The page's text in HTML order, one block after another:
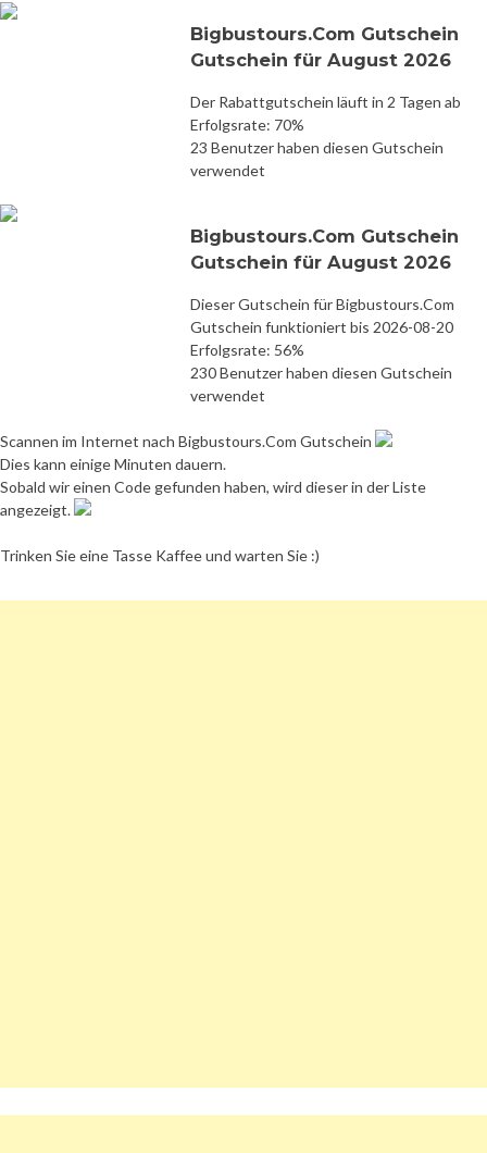
Bigbustours.Com Gutschein
Gutschein für August 2026
Der Rabattgutschein läuft in 2 Tagen ab
Erfolgsrate: 70%
23 Benutzer haben diesen Gutschein
verwendet
Bigbustours.Com Gutschein
Gutschein für August 2026
Dieser Gutschein für Bigbustours.Com
Gutschein funktioniert bis 2026-08-20
Erfolgsrate: 56%
230 Benutzer haben diesen Gutschein
verwendet
Scannen im Internet nach Bigbustours.Com Gutschein
Dies kann einige Minuten dauern.
Sobald wir einen Code gefunden haben, wird dieser in der Liste
angezeigt.
Trinken Sie eine Tasse Kaffee und warten Sie :)